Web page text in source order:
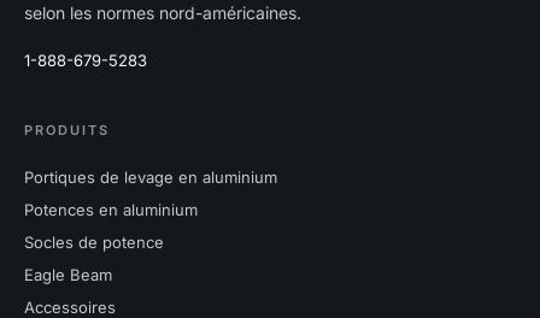
selon les normes nord-américaines.
1-888-679-5283
PRODUITS
Portiques de levage en aluminium
Potences en aluminium
Socles de potence
Eagle Beam
Accessoires